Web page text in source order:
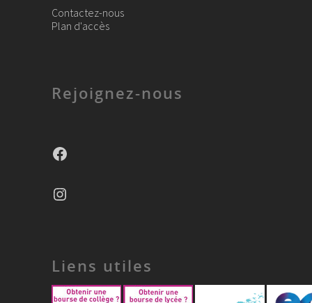
Contactez-nous
Plan d'accès
Rejoignez-nous
Liens utiles